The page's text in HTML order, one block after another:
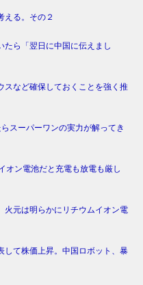
える。その２
たら「翌日に中国に伝えまし
スなど確保しておくことを強く推
スーパーワンの実力が解ってき
ン電池だと充電も放電も厳し
火元は明らかにリチウムイオン電
して株価上昇。中国ロボット、暴